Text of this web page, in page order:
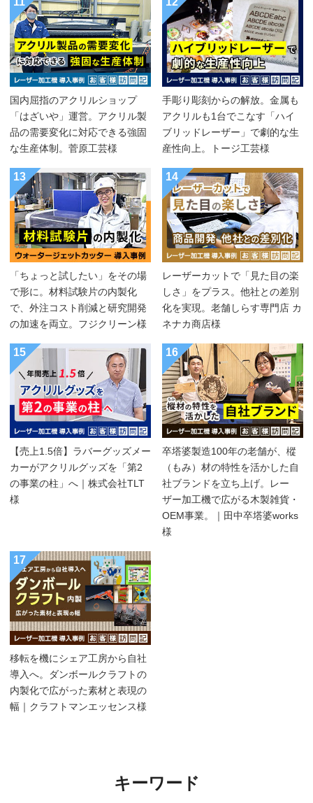
国内屈指のアクリルショップ
「はざいや」運営。アクリル製
品の需要変化に対応できる強固
な生産体制。菅原工芸様
手彫り彫刻からの解放。金属も
アクリルも1台でこなす「ハイ
ブリッドレーザー」で劇的な生
産性向上。トージ工芸様
13
「ちょっと試したい」をその場
で形に。材料試験片の内製化
で、外注コスト削減と研究開発
の加速を両立。フジクリーン様
14
レーザーカットで「見た目の楽
しさ」をプラス。他社との差別
化を実現。老舗しらす専門店 カ
ネナカ商店様
15
【売上1.5倍】ラバーグッズメー
カーがアクリルグッズを「第2
の事業の柱」へ｜株式会社TLT
様
16
卒塔婆製造100年の老舗が、樅
（もみ）材の特性を活かした自
社ブランドを立ち上げ。レー
ザー加工機で広がる木製雑貨・
OEM事業。｜田中卒塔婆works
様
17
移転を機にシェア工房から自社
導入へ。ダンボールクラフトの
内製化で広がった素材と表現の
幅｜クラフトマンエッセンス様
キーワード